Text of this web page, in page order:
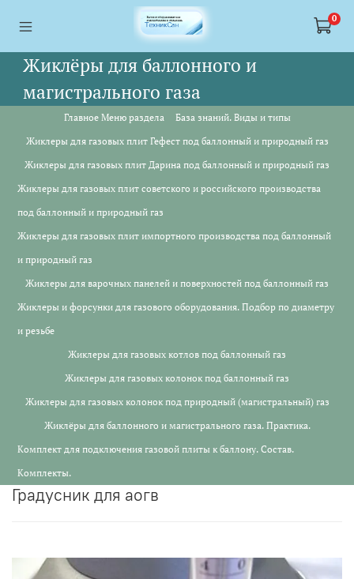
0
Жиклёры для баллонного и
магистрального газа
Главное Меню раздела
База знаний. Виды и типы
Жиклеры для газовых плит Гефест под баллонный и природный газ
Жиклеры для газовых плит Дарина под баллонный и природный газ
Жиклеры для газовых плит советского и российского производства
под баллонный и природный газ
Жиклеры для газовых плит импортного производства под баллонный
и природный газ
Жиклеры для варочных панелей и поверхностей под баллонный газ
Жиклеры и форсунки для газового оборудования. Подбор по диаметру
и резьбе
Жиклеры для газовых котлов под баллонный газ
Жиклеры для газовых колонок под баллонный газ
Жиклеры для газовых колонок под природный (магистральный) газ
Жиклёры для баллонного и магистрального газа. Практика.
Комплект для подключения газовой плиты к баллону. Состав.
Комплекты.
градусник для аогв
<a href="https://webmaster.yandex.ru/siteinfo/?site=https://
<a href="https://webmaster.yandex.ru/siteinfo/?site=https://